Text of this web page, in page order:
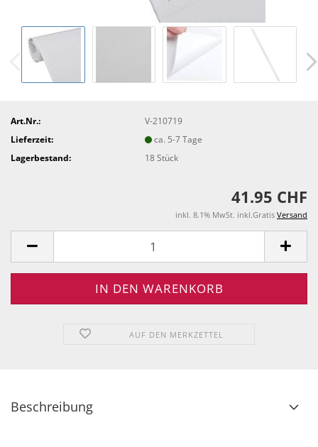
Art.Nr.:
V-210719
Lieferzeit:
ca. 5-7 Tage
Lagerbestand:
18Stück
41.95 CHF
inkl. 8.1% MwSt. inkl.Gratis Versand
AUF DEN MERKZETTEL
Beschreibung